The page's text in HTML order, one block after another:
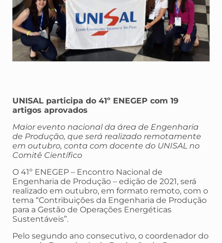
UNISAL participa do 41º ENEGEP com 19
artigos aprovados
Maior evento nacional da área de Engenharia
de Produção, que será realizado remotamente
em outubro, conta com docente do UNISAL no
Comitê Científico
O 41º ENEGEP – Encontro Nacional de
Engenharia de Produção – edição de 2021, será
realizado em outubro, em formato remoto, com o
tema “Contribuições da Engenharia de Produção
para a Gestão de Operações Energéticas
Sustentáveis”.
Pelo segundo ano consecutivo, o coordenador do